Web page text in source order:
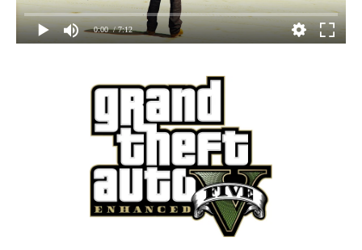
0:00 / 7:12